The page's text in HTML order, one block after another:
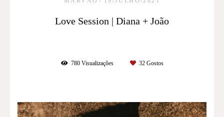
Love Session | Diana + João
780Visualizações 32Gostos